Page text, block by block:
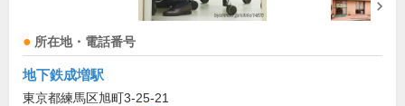
所在地・電話番号
地下鉄成増駅
東京都練馬区旭町3-25-21